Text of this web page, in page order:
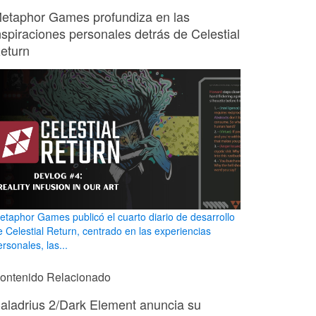
Games profundiza en las
personales detrás de Celestial
Games publicó el cuarto diario de desarrollo
Celestial Return, centrado en las experiencias
las...
Relacionado
2/Dark Element anuncia su